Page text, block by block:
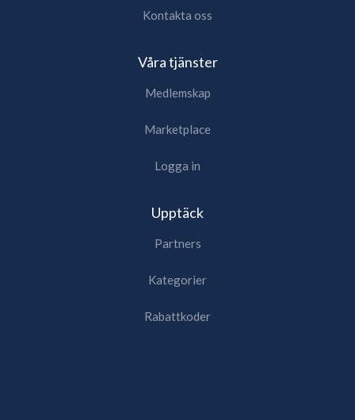
Kontakta oss
Våra tjänster
Medlemskap
Marketplace
Logga in
Upptäck
Partners
Kategorier
Rabattkoder